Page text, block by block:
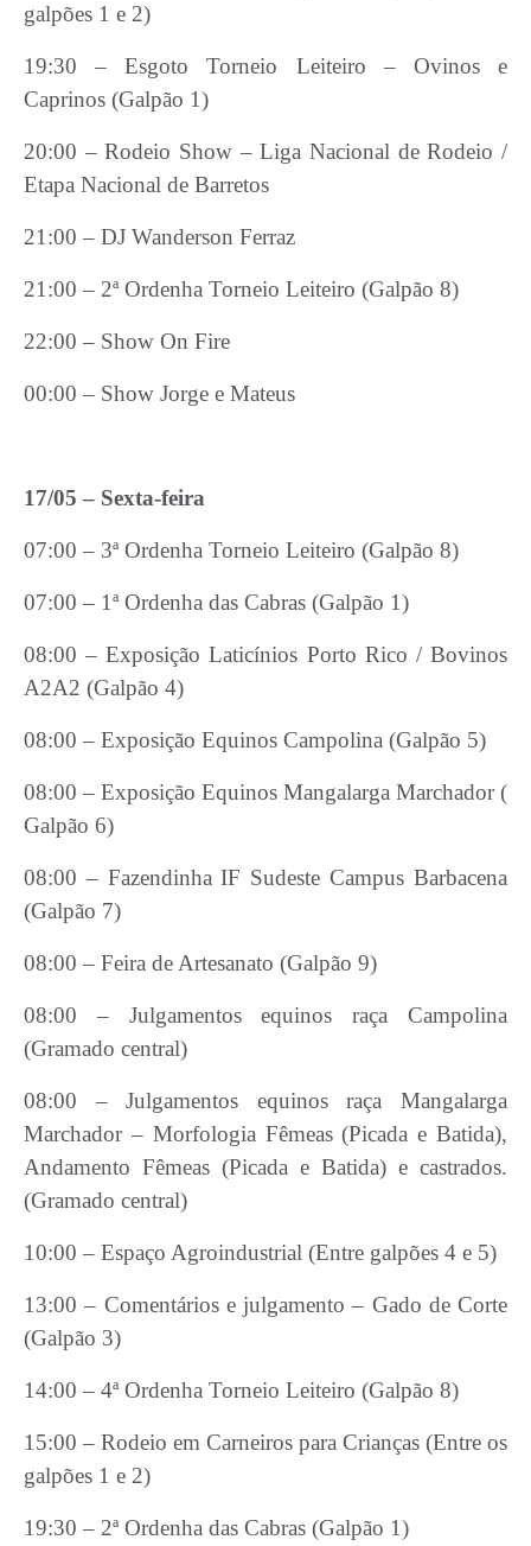
galpões 1 e 2)
19:30 – Esgoto Torneio Leiteiro – Ovinos e
Caprinos (Galpão 1)
20:00 – Rodeio Show – Liga Nacional de Rodeio /
Etapa Nacional de Barretos
21:00 – DJ Wanderson Ferraz
21:00 – 2ª Ordenha Torneio Leiteiro (Galpão 8)
22:00 – Show On Fire
00:00 – Show Jorge e Mateus
17/05 – Sexta-feira
07:00 – 3ª Ordenha Torneio Leiteiro (Galpão 8)
07:00 – 1ª Ordenha das Cabras (Galpão 1)
08:00 – Exposição Laticínios Porto Rico / Bovinos
A2A2 (Galpão 4)
08:00 – Exposição Equinos Campolina (Galpão 5)
08:00 – Exposição Equinos Mangalarga Marchador (
Galpão 6)
08:00 – Fazendinha IF Sudeste Campus Barbacena
(Galpão 7)
08:00 – Feira de Artesanato (Galpão 9)
08:00 – Julgamentos equinos raça Campolina
(Gramado central)
08:00 – Julgamentos equinos raça Mangalarga
Marchador – Morfologia Fêmeas (Picada e Batida),
Andamento Fêmeas (Picada e Batida) e castrados.
(Gramado central)
10:00 – Espaço Agroindustrial (Entre galpões 4 e 5)
13:00 – Comentários e julgamento – Gado de Corte
(Galpão 3)
14:00 – 4ª Ordenha Torneio Leiteiro (Galpão 8)
15:00 – Rodeio em Carneiros para Crianças (Entre os
galpões 1 e 2)
19:30 – 2ª Ordenha das Cabras (Galpão 1)